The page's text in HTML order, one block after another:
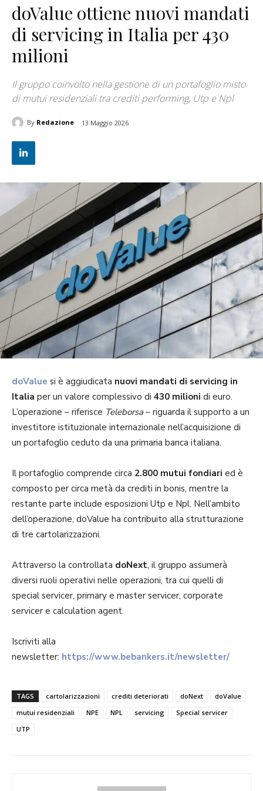
doValue ottiene nuovi mandati
di servicing in Italia per 430
milioni
Il gruppo coinvolto nella gestione di un portafoglio misto
di mutui residenziali tra crediti performing, Utp e Npl
By Redazione 13 Maggio 2026
doValue si è aggiudicata nuovi mandati di servicing in
Italia per un valore complessivo di 430 milioni di euro.
L’operazione – riferisce Teleborsa– riguarda il supporto a un
investitore istituzionale internazionale nell’acquisizione di
un portafoglio ceduto da una primaria banca italiana.
Il portafoglio comprende circa 2.800 mutui fondiari ed è
composto per circa metà da crediti in bonis, mentre la
restante parte include esposizioni Utp e Npl. Nell’ambito
dell’operazione, doValue ha contribuito alla strutturazione
di tre cartolarizzazioni.
Attraverso la controllata doNext, il gruppo assumerà
diversi ruoli operativi nelle operazioni, tra cui quelli di
special servicer, primary e master servicer, corporate
servicer e calculation agent.
Iscriviti alla
newsletter: https://www.bebankers.it/newsletter/
TAGS cartolarizzazioni crediti deteriorati doNext
doValue
mutui residenziali
NPE NPL servicing
Special servicer
UTP